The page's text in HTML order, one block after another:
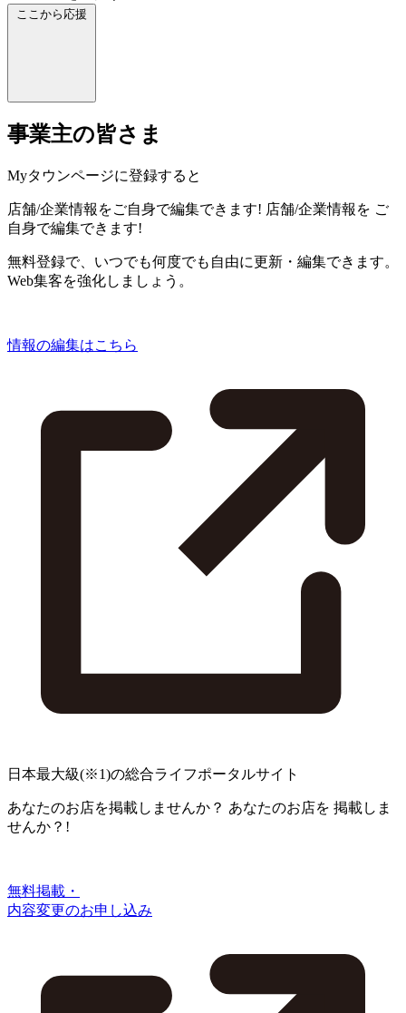
ここから応援
事業主の皆さま
Myタウンページに登録すると
店舗/企業情報をご自身で編集できます! 店舗/企業情報を ご
自身で編集できます!
無料登録で、いつでも何度でも自由に更新・編集できます。
Web集客を強化しましょう。
情報の編集はこちら
日本最大級(※1)の総合ライフポータルサイト
あなたのお店を掲載しませんか？ あなたのお店を 掲載しま
せんか？!
無料掲載・
内容変更のお申し込み